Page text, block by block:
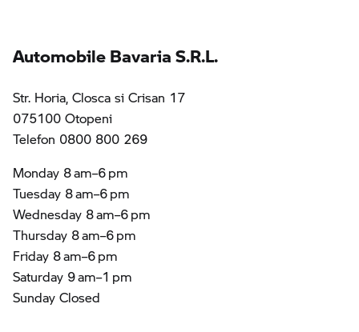
Automobile Bavaria S.R.L.
Str. Horia, Closca si Crisan 17
075100 Otopeni
Telefon 0800 800 269
Monday 8 am–6 pm
Tuesday 8 am–6 pm
Wednesday 8 am–6 pm
Thursday 8 am–6 pm
Friday 8 am–6 pm
Saturday 9 am–1 pm
Sunday Closed